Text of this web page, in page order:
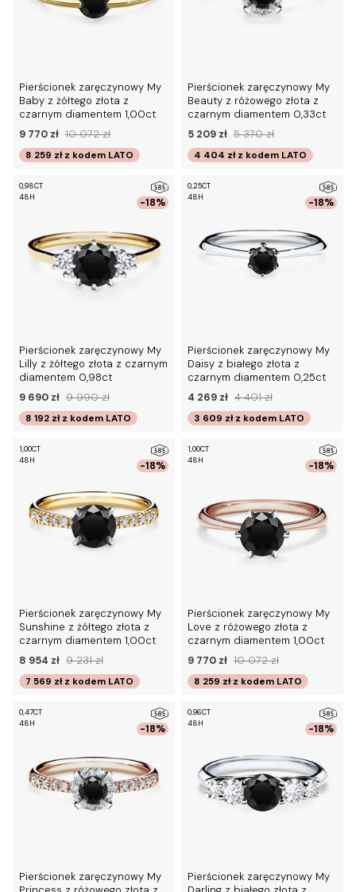
Pierścionek zaręczynowy My
Baby z żółtego złota z
czarnym diamentem 1,00ct
9 770 zł 10 072 zł
8 259 zł z kodem LATO
Pierścionek zaręczynowy My
Beauty z różowego złota z
czarnym diamentem 0,33ct
5 209 zł 5 370 zł
4 404 zł z kodem LATO
-18%
0,98CT
48H
Pierścionek zaręczynowy My
Lilly z żółtego złota z czarnym
diamentem 0,98ct
9 690 zł 9 990 zł
8 192 zł z kodem LATO
-18%
0,25CT
48H
Pierścionek zaręczynowy My
Daisy z białego złota z
czarnym diamentem 0,25ct
4 269 zł 4 401 zł
3 609 zł z kodem LATO
-18%
1,00CT
48H
Pierścionek zaręczynowy My
Sunshine z żółtego złota z
czarnym diamentem 1,00ct
8 954 zł 9 231 zł
7 569 zł z kodem LATO
-18%
1,00CT
48H
Pierścionek zaręczynowy My
Love z różowego złota z
czarnym diamentem 1,00ct
9 770 zł 10 072 zł
8 259 zł z kodem LATO
-18%
0,47CT
48H
Pierścionek zaręczynowy My
-18%
0,96CT
48H
Pierścionek zaręczynowy My